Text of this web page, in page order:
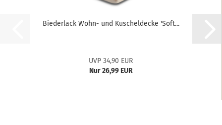
Biederlack Wohn- und Kuscheldecke 'Soft...
UVP 34,90 EUR
Nur 26,99 EUR